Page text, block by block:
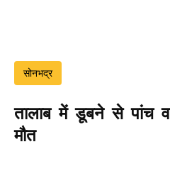
सोनभद्र
तालाब में डूबने से पांच
मौत